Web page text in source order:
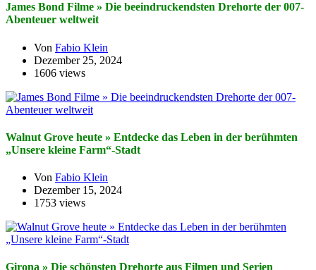
James Bond Filme » Die beeindruckendsten Drehorte der 007-
Abenteuer weltweit
Von Fabio Klein
Dezember 25, 2024
1606 views
Walnut Grove heute » Entdecke das Leben in der berühmten
„Unsere kleine Farm“-Stadt
Von Fabio Klein
Dezember 15, 2024
1753 views
Girona » Die schönsten Drehorte aus Filmen und Serien